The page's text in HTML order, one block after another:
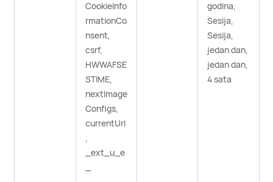
CookieInfo
rmationCo
nsent,
csrf,
HWWAFSE
STIME,
nextImage
Configs,
currentUrl
,
_ext_u_e
godina,
Sesija,
Sesija,
jedan dan,
jedan dan,
4 sata